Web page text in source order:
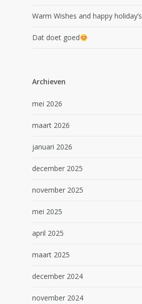
Warm Wishes and happy holiday’s
Dat doet goed
Archieven
mei 2026
maart 2026
januari 2026
december 2025
november 2025
mei 2025
april 2025
maart 2025
december 2024
november 2024